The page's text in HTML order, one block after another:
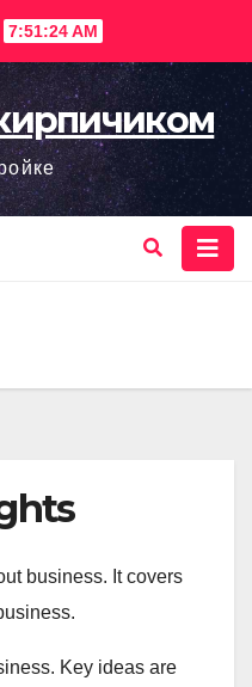
7:51:25 AM
business. It covers
Key ideas are